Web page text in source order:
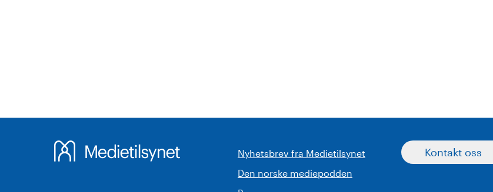
Nyhetsbrev fra Medietilsynet
Den norske mediepodden
Kontakt oss